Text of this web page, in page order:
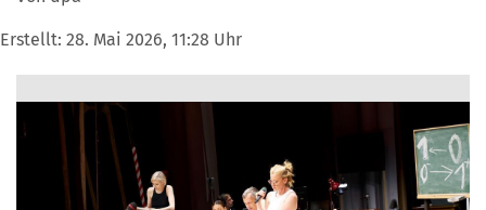
Erstellt: 28. Mai 2026, 11:28 Uhr